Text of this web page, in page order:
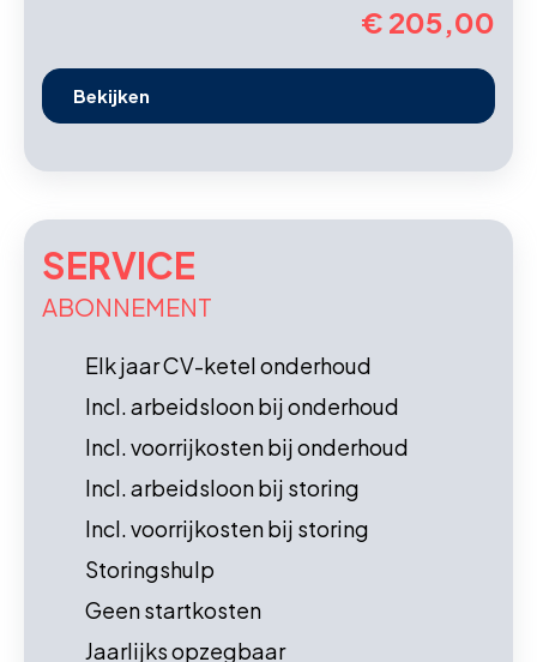
€ 205,00
Bekijken
SERVICE
ABONNEMENT
Elk jaar CV-ketel onderhoud
Incl. arbeidsloon bij onderhoud
Incl. voorrijkosten bij onderhoud
Incl. arbeidsloon bij storing
Incl. voorrijkosten bij storing
Storingshulp
Geen startkosten
Jaarlijks opzegbaar